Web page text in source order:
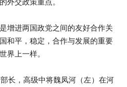
增进两国政党之间的友好合作关
和平，稳定，合作与发展的重要
界上一样。
长，高级中将魏凤河（左）在河